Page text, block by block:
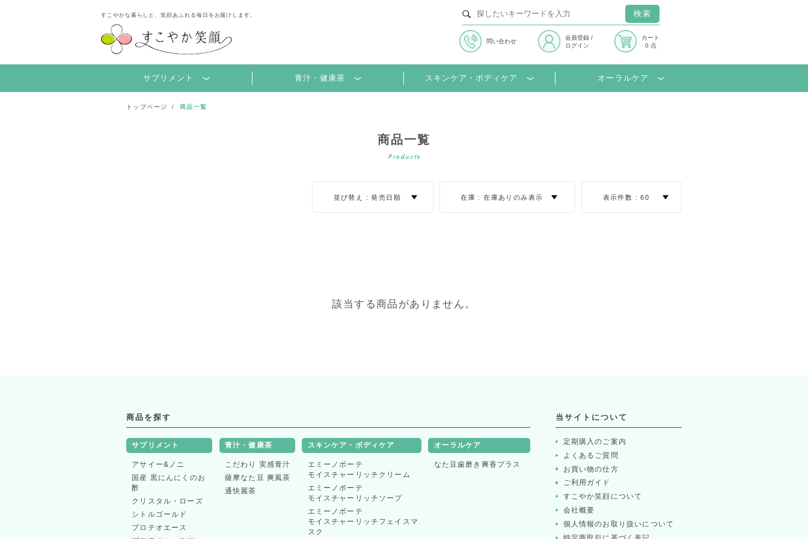
すこやかな暮らしと、笑顔あふれる毎日をお届けします。 検索
問い合わせ
会員登録/
ログイン
カート
0 点
サプリメント 青汁・健康茶 スキンケア・ボディケア オーラルケア
トップページ 商品一覧
商品一覧
Products
在庫
並べ替え
並び替え :発売日順 在庫 :在庫ありのみ表示 表示件数 :60
該当する商品がありません。
商品を探す
サプリメント
アサイー&ノニ
国産 黒にんにくのお
酢
クリスタル・ローズ
シトルゴールド
プロテオエース
青汁・健康茶
こだわり 実感青汁
薩摩なた豆 爽風茶
通快麗茶
スキンケア・ボディケア
エミーノボーテ
モイスチャーリッチクリーム
エミーノボーテ
モイスチャーリッチソープ
エミーノボーテ
モイスチャーリッチフェイスマ
スク
オーラルケア
なた豆歯磨き爽香プラス
当サイトについて
定期購入のご案内
よくあるご質問
お買い物の仕方
ご利用ガイド
すこやか笑顔について
会社概要
個人情報のお取り扱いについて